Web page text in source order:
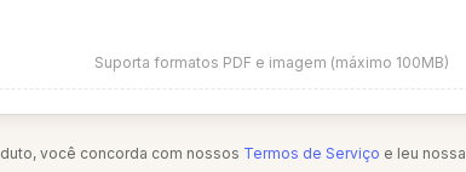
Suporta formatos PDF e imagem (máximo 100MB)
você concorda com nossos Termos de Serviço e leu nossa